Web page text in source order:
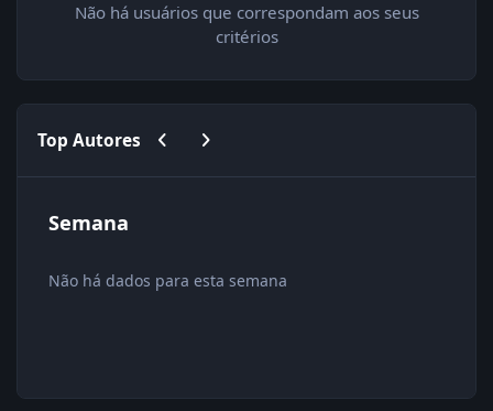
Não há usuários que correspondam aos seus
critérios
Top Autores Previous carousel slide
Next carousel slide
Semana
Não há dados para esta semana